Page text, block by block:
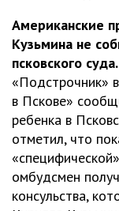
Американские
Кузьмина не
псковского суда.
«Подстрочник»
в Пскове»
ребенка в
отметил, что
омбудсмен
консульства,